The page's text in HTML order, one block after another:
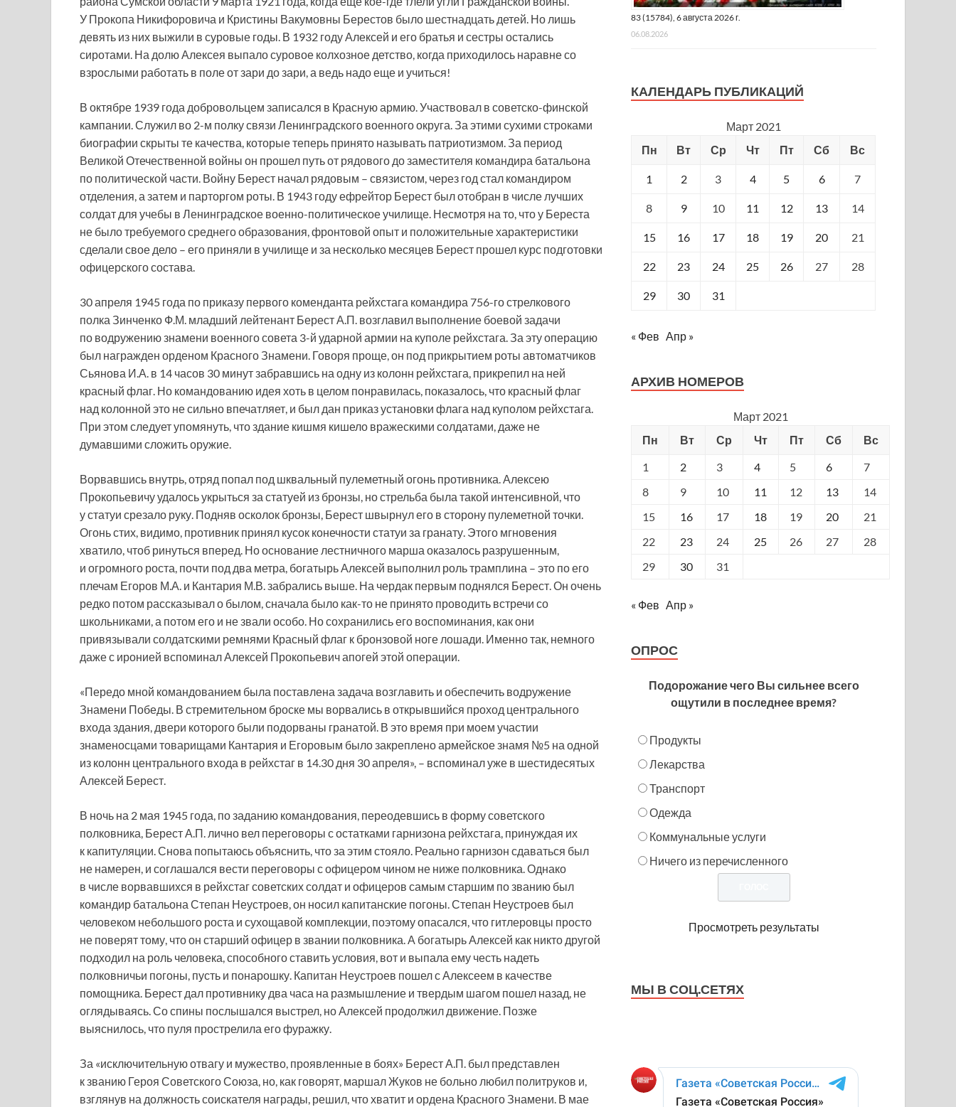
У Прокопа Никифоровича и Кристины Вакумовны Берестов было шестнадцать детей. Но лишь
девять из них выжили в суровые годы. В 1932 году Алексей и его братья и сестры остались
сиротами. На долю Алексея выпало суровое колхозное детство, когда приходилось наравне со
взрослыми работать в поле от зари до зари, а ведь надо еще и учиться!
В октябре 1939 года добровольцем записался в Красную армию. Участвовал в советско-финской
кампании. Служил во 2-м полку связи Ленинградского военного округа. За этими сухими строками
биографии скрыты те качества, которые теперь принято называть патриотизмом. За период
Великой Отечественной войны он прошел путь от рядового до заместителя командира батальона
по политической части. Войну Берест начал рядовым – связистом, через год стал командиром
отделения, а затем и парторгом роты. В 1943 году ефрейтор Берест был отобран в числе лучших
солдат для учебы в Ленинградское военно-политическое училище. Несмотря на то, что у Береста
не было требуемого среднего образования, фронтовой опыт и положительные характеристики
сделали свое дело – его приняли в училище и за несколько месяцев Берест прошел курс подготовки
офицерского состава.
30 апреля 1945 года по приказу первого коменданта рейхстага командира 756-го стрелкового
полка Зинченко Ф.М. младший лейтенант Берест А.П. возглавил выполнение боевой задачи
по водружению знамени военного совета 3-й ударной армии на куполе рейхстага. За эту операцию
был награжден орденом Красного Знамени. Говоря проще, он под прикрытием роты автоматчиков
Сьянова И.А. в 14 часов 30 минут забравшись на одну из колонн рейхстага, прикрепил на ней
красный флаг. Но командованию идея хоть в целом понравилась, показалось, что красный флаг
над колонной это не сильно впечатляет, и был дан приказ установки флага над куполом рейхстага.
При этом следует упомянуть, что здание кишмя кишело вражескими солдатами, даже не
думавшими сложить оружие.
Ворвавшись внутрь, отряд попал под шквальный пулеметный огонь противника. Алексею
Прокопьевичу удалось укрыться за статуей из бронзы, но стрельба была такой интенсивной, что
у статуи срезало руку. Подняв осколок бронзы, Берест швырнул его в сторону пулеметной точки.
Огонь стих, видимо, противник принял кусок конечности статуи за гранату. Этого мгновения
хватило, чтоб ринуться вперед. Но основание лестничного марша оказалось разрушенным,
и огромного роста, почти под два метра, богатырь Алексей выполнил роль трамплина – это по его
плечам Егоров М.А. и Кантария М.В. забрались выше. На чердак первым поднялся Берест. Он очень
редко потом рассказывал о былом, сначала было как-то не принято проводить встречи со
школьниками, а потом его и не звали особо. Но сохранились его воспоминания, как они
привязывали солдатскими ремнями Красный флаг к бронзовой ноге лошади. Именно так, немного
даже с иронией вспоминал Алексей Прокопьевич апогей этой операции.
«Передо мной командованием была поставлена задача возглавить и обеспечить водружение
Знамени Победы. В стремительном броске мы ворвались в открывшийся проход центрального
входа здания, двери которого были подорваны гранатой. В это время при моем участии
знаменосцами товарищами Кантария и Егоровым было закреплено армейское знамя №5 на одной
из колонн центрального входа в рейхстаг в 14.30 дня 30 апреля», – вспоминал уже в шестидесятых
Алексей Берест.
В ночь на 2 мая 1945 года, по заданию командования, переодевшись в форму советского
полковника, Берест А.П. лично вел переговоры с остатками гарнизона рейхстага, принуждая их
к капитуляции. Снова попытаюсь объяснить, что за этим стояло. Реально гарнизон сдаваться был
не намерен, и соглашался вести переговоры с офицером чином не ниже полковника. Однако
в числе ворвавшихся в рейхстаг советских солдат и офицеров самым старшим по званию был
командир батальона Степан Неустроев, он носил капитанские погоны. Степан Неустроев был
человеком небольшого роста и сухощавой комплекции, поэтому опасался, что гитлеровцы просто
не поверят тому, что он старший офицер в звании полковника. А богатырь Алексей как никто другой
подходил на роль человека, способного ставить условия, вот и выпала ему честь надеть
полковничьи погоны, пусть и понарошку. Капитан Неустроев пошел с Алексеем в качестве
помощника. Берест дал противнику два часа на размышление и твердым шагом пошел назад, не
оглядываясь. Со спины послышался выстрел, но Алексей продолжил движение. Позже
выяснилось, что пуля прострелила его фуражку.
За «исключительную отвагу и мужество, проявленные в боях» Берест А.П. был представлен
к званию Героя Советского Союза, но, как говорят, маршал Жуков не больно любил политруков и,
взглянув на должность соискателя награды, решил, что хватит и ордена Красного Знамени. В мае
83 (15784), 6 августа 2026 г.
06.08.2026
КАЛЕНДАРЬ ПУБЛИКАЦИЙ
Март 2021
Пн
Вт Ср Чт Пт Сб Вс
1 2 3 4 5 6 7
8 9 10 11 12 13 14
15 16 17 18 19 20 21
22 23 24 25 26 27 28
29 30 31
« Фев Апр »
АРХИВ НОМЕРОВ
Март 2021
Пн
Вт Ср Чт Пт Сб
Вс
1
2 3 4 5 6
7
8
9 10 11 12 13
14
15
16 17 18 19 20
21
22
23 24 25 26 27
28
29
30 31
« Фев Апр »
ОПРОС
Подорожание чего Вы сильнее всего
ощутили в последнее время?
Продукты
Лекарства
Транспорт
Одежда
Коммунальные услуги
Ничего из перечисленного
Просмотреть результаты
МЫ В СОЦ.СЕТЯХ